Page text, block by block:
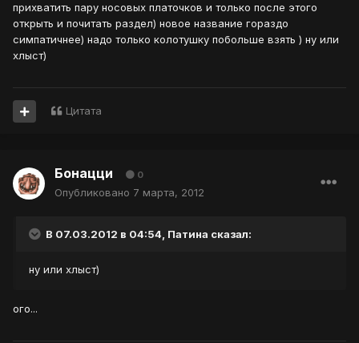
прихватить пару носовых платочков и только после этого
открыть и почитать раздел) новое название гораздо
симпатичнее) надо только колотушку побольше взять ) ну или
хлыст)
Цитата
Бонацци 0
Опубликовано 7 марта, 2012
В 07.03.2012 в 04:54, Патина сказал:
ну или хлыст)
ого...